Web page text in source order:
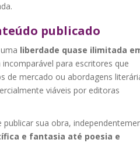
publicado
liberdade quase ilimitada
para escritores que
de mercado ou abordagens
viáveis por editoras
sua obra,
e fantasia até poesia e